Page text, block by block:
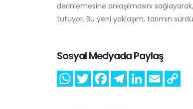
derinlemesine anlaşılmasını
tutuyor. Bu yeni yaklaşım, tarımın
Sosyal Medyada Paylaş